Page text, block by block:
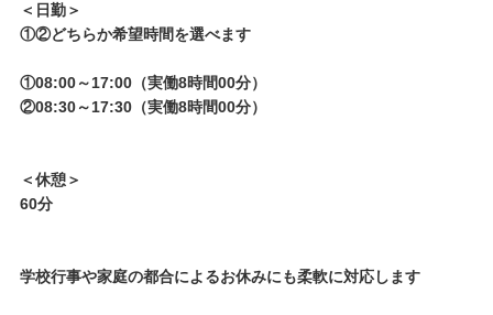
＜日勤＞
①②どちらか希望時間を選べます
①08:00～17:00（実働8時間00分）
②08:30～17:30（実働8時間00分）
＜休憩＞
60分
学校行事や家庭の都合によるお休みにも柔軟に対応します